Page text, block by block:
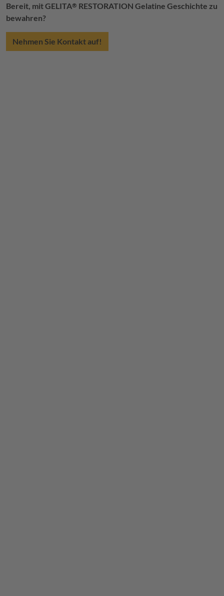
Bereit, mit GELITA® RESTORATION Gelatine Geschichte zu
bewahren?
Nehmen Sie Kontakt auf!